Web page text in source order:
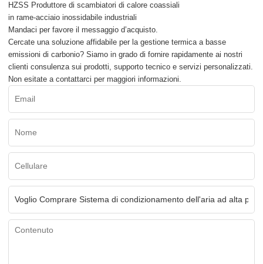
HZSS Produttore di scambiatori di calore coassiali
in rame-acciaio inossidabile industriali
Mandaci per favore il messaggio d’acquisto.
Cercate una soluzione affidabile per la gestione termica a basse
emissioni di carbonio? Siamo in grado di fornire rapidamente ai nostri
clienti consulenza sui prodotti, supporto tecnico e servizi personalizzati.
Non esitate a contattarci per maggiori informazioni.